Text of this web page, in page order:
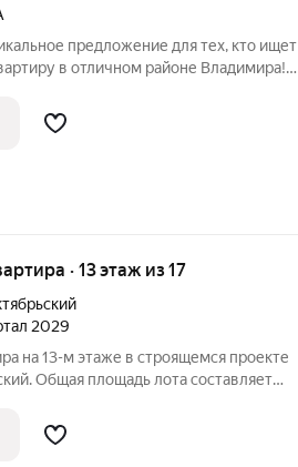
предложение для тех, кто ищет
в отличном районе Владимира!
площадь квартиры составляет
· 13 этаж из 17
2029
на 13-м этаже в строящемся проекте
Общая площадь лота составляет
квартиры - 288. Старт продаж новой